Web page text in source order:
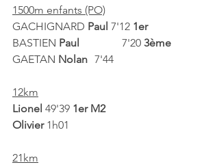
1500m enfants (PO)
GACHIGNARD Paul 7'12 1er
BASTIEN
7'20 3ème
GAETAN
7'44
12km
Lionel 49'39 1er M2
Olivier 1h01
21km